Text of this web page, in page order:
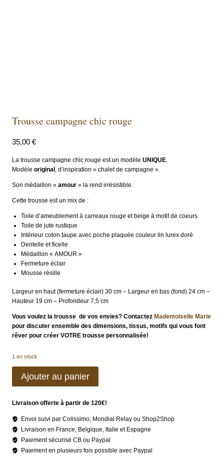
Trousse campagne chic rouge
35,00 €
La trousse campagne chic rouge est un modèle UNIQUE.
Modèle original , d’inspiration « chalet de campagne ».
Son médaillon « amour » la rend irrésistible.
Cette trousse est un mix de :
Toile d’ameublement à carreaux rouge et beige à motif de coeurs
Toile de jute rustique
Intérieur coton taupe avec poche plaquée couleur lin lurex doré
Dentelle et ficelle
Médaillon « AMOUR »
Fermeture éclair
Mousse résille
Largeur en haut (fermeture éclair) 30 cm – Largeur en bas (fond) 24 cm –
Hauteur 19 cm – Profondeur 7,5 cm
Vous voulez la trousse de vos envies? Contactez Mademoiselle Marie
pour discuter ensemble des dimensions, tissus, motifs qui vous font
rêver pour créer VOTRE trousse personnalisée!
1 en stock
campagne
rouge
Ajouter au panier
Livraison offerte à partir de 120€!
Envoi suivi par Colissimo, Mondial Relay ou Shop2Shop
Livraison en France, Belgique, Italie et Espagne
Paiement sécurisé CB ou Paypal
Paiement en plusieurs fois possible avec Paypal